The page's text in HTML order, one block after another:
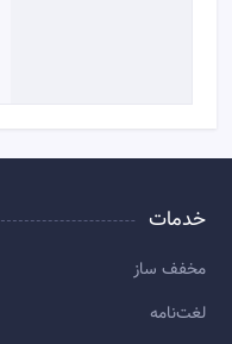
خدمات
مخفف ساز
لغت‌نامه